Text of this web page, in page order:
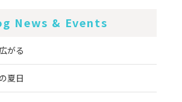
News & Events
がる
夏日